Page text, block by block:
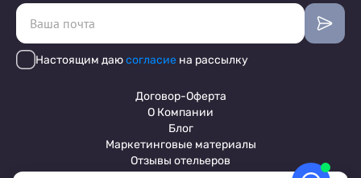
Настоящим даюсогласие на рассылку
Договор-Оферта
О Компании
Блог
Маркетинговые материалы
Отзывы отельеров